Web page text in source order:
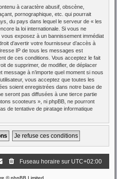
à caractère abusif, obscène,
pornographique, etc. qui pourrait
du pays dans lequel le serveur de « les
la loi internationale. Si vous ne
exposez à un bannissement immédiat
d’avertir votre fournisseur d’accès à
IP de tous les messages est
de ces conditions. Vous acceptez le fait
de supprimer, de modifier, de déplacer
message à n’importe quel moment si nous
vous acceptez que toutes les
soient enregistrées dans notre base de
seront pas diffusées à une tierce partie
scooteurs », ni phpBB, ne pourront
de tentative de piratage informatique
Fuseau horaire sur UTC+02:00
© phpBB Limited